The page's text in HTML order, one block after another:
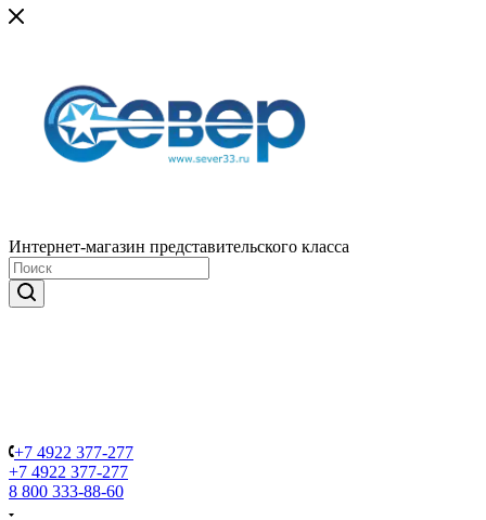
Интернет-магазин представительского класса
+7 4922 377-277
+7 4922 377-277
8 800 333-88-60